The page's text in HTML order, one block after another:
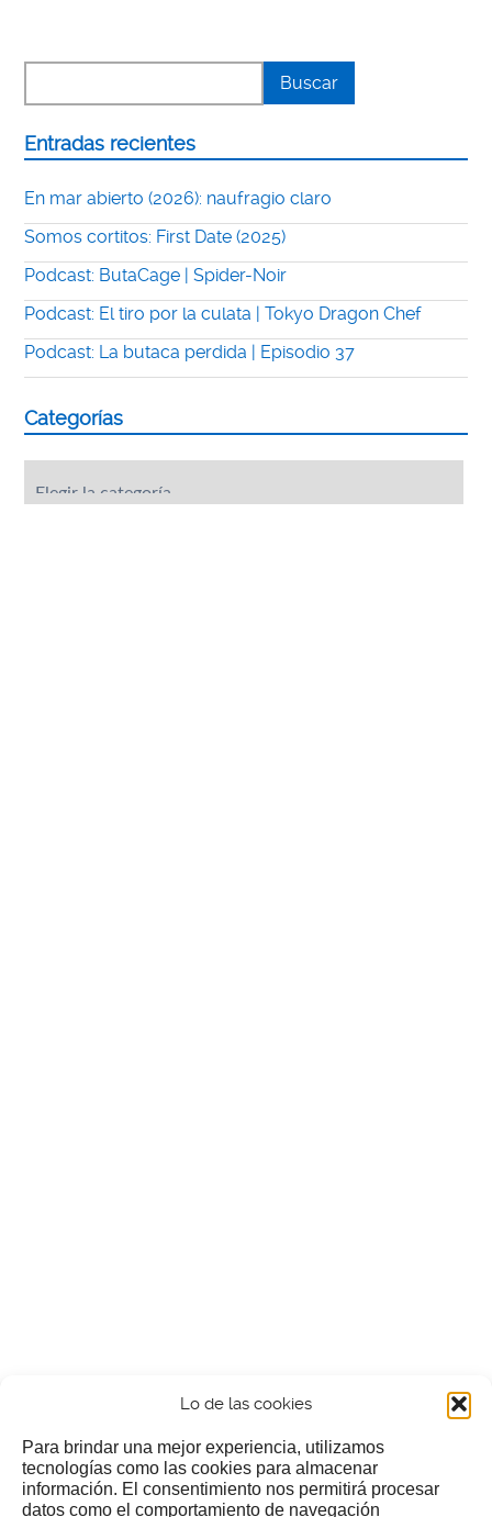
Lo de las cookies
Para brindar una mejor experiencia, utilizamos
tecnologías como las cookies para almacenar
información. El consentimiento nos permitirá procesar
datos como el comportamiento de navegación
Entradas recientes
En mar abierto (2026): naufragio claro
Somos cortitos: First Date (2025)
Podcast: ButaCage | Spider-Noir
Podcast: El tiro por la culata | Tokyo Dragon Chef
Podcast: La butaca perdida | Episodio 37
Categorías
¿Nos invitas a un cafecillo?